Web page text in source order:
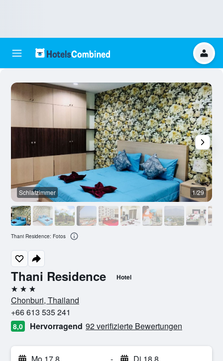
Thani Residence Hotel
3 Sterne
Chonburi, Thailand
+66 613 535 241
8,0 Hervorragend 92 verifizierte Bewertungen
Schlafzimmer 1/29
Thani Residence: Fotos